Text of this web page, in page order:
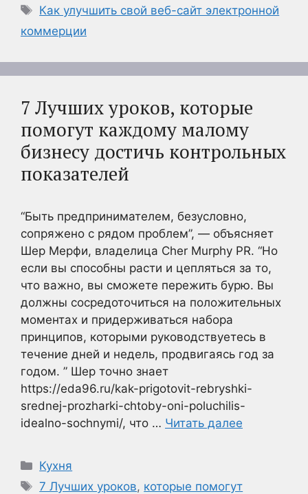
Метки
Как улучшить свой веб-сайт электронной
коммерции
7 Лучших уроков, которые
помогут каждому малому
бизнесу достичь контрольных
показателей
“Быть предпринимателем, безусловно,
сопряжено с рядом проблем”, — объясняет
Шер Мерфи, владелица Cher Murphy PR. “Но
если вы способны расти и цепляться за то,
что важно, вы сможете пережить бурю. Вы
должны сосредоточиться на положительных
моментах и придерживаться набора
принципов, которыми руководствуетесь в
течение дней и недель, продвигаясь год за
годом. ” Шер точно знает
https://eda96.ru/kak-prigotovit-rebryshki-
srednej-prozharki-chtoby-oni-poluchilis-
idealno-sochnymi/, что … Читать далее
Рубрики
Кухня
Метки
7 Лучших уроков, которые помогут